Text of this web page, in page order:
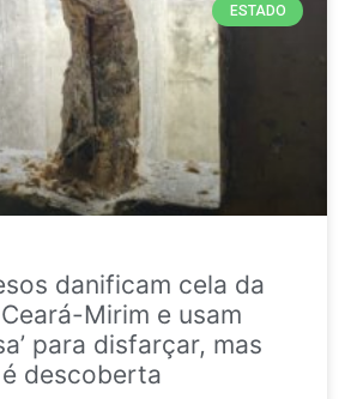
ESTADO
danificam cela da
Mirim e usam
para disfarçar, mas
descoberta